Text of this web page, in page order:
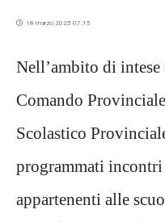
18 marzo 2025 07:15
Nell’ambito di
Comando
Scolastico
programmati
appartenenti alle